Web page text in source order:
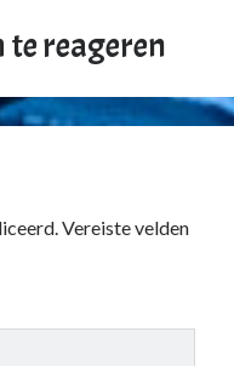
te reageren
Vereiste velden